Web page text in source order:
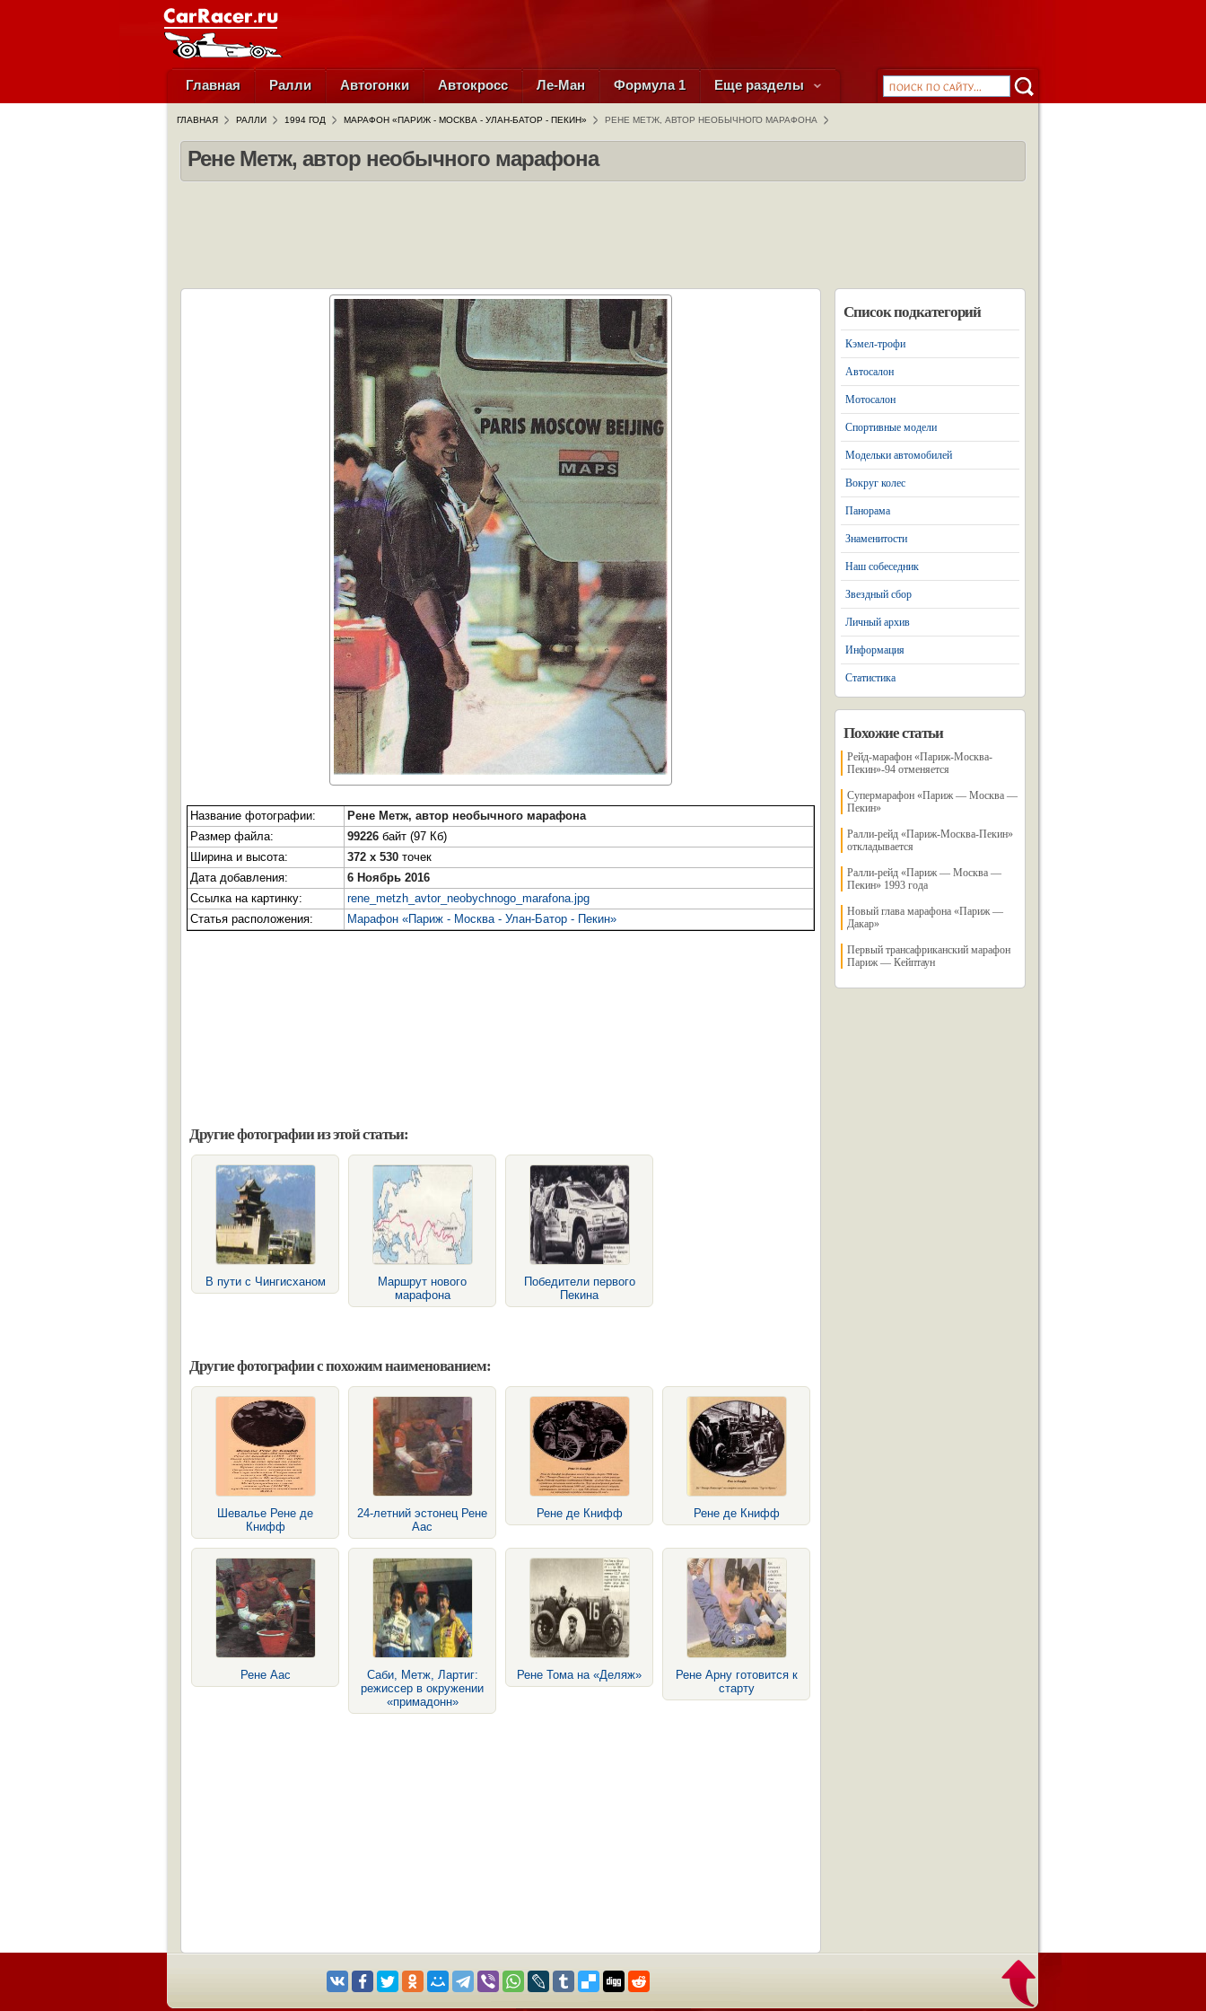
Главная Ралли Автогонки Автокросс Ле-Ман Формула 1 Еще разделы
ГЛАВНАЯ РАЛЛИ 1994 ГОД МАРАФОН «ПАРИЖ - МОСКВА - УЛАН-БАТОР - ПЕКИН» РЕНЕ МЕТЖ, АВТОР НЕОБЫЧНОГО МАРАФОНА
Рене Метж, автор необычного марафона
Название фотографии:
Рене Метж, автор необычного марафона
Размер файла:
99226 байт (97 Кб)
Ширина и высота:
372 x 530 точек
Дата добавления:
6 Ноябрь 2016
Ссылка на картинку:
rene_metzh_avtor_neobychnogo_marafona.jpg
Статья расположения:
Марафон «Париж - Москва - Улан-Батор - Пекин»
Другие фотографии из этой статьи:
В пути с Чингисханом
Маршрут нового
марафона
Победители первого
Пекина
Другие фотографии с похожим наименованием:
Шевалье Рене де
Книфф
24-летний эстонец Рене
Аас
Рене де Книфф Рене де Книфф
Рене Аас
Саби, Метж, Лартиг:
режиссер в окружении
«примадонн»
Рене Тома на «Деляж»
Рене Арну готовится к
старту
Список подкатегорий
Кэмел-трофи
Автосалон
Мотосалон
Спортивные модели
Модельки автомобилей
Вокруг колес
Панорама
Знаменитости
Наш собеседник
Звездный сбор
Личный архив
Информация
Статистика
Похожие статьи
Рейд-марафон «Париж-Москва-
Пекин»-94 отменяется
Супермарафон «Париж — Москва —
Пекин»
Ралли-рейд «Париж-Москва-Пекин»
откладывается
Ралли-рейд «Париж — Москва —
Пекин» 1993 года
Новый глава марафона «Париж —
Дакар»
Первый трансафриканский марафон
Париж — Кейптаун